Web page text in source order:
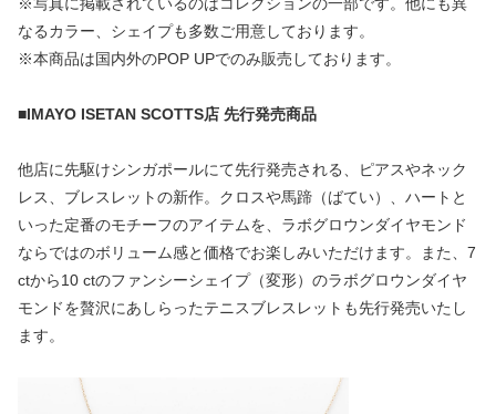
なるカラー、シェイプも多数ご用意しております。
※本商品は国内外のPOP UPでのみ販売しております。
■IMAYO ISETAN SCOTTS店 先行発売商品
他店に先駆けシンガポールにて先行発売される、ピアスやネック
レス、ブレスレットの新作。クロスや馬蹄（ばてい）、ハートと
いった定番のモチーフのアイテムを、ラボグロウンダイヤモンド
ならではのボリューム感と価格でお楽しみいただけます。また、7
ctから10 ctのファンシーシェイプ（変形）のラボグロウンダイヤ
モンドを贅沢にあしらったテニスブレスレットも先行発売いたし
ます。